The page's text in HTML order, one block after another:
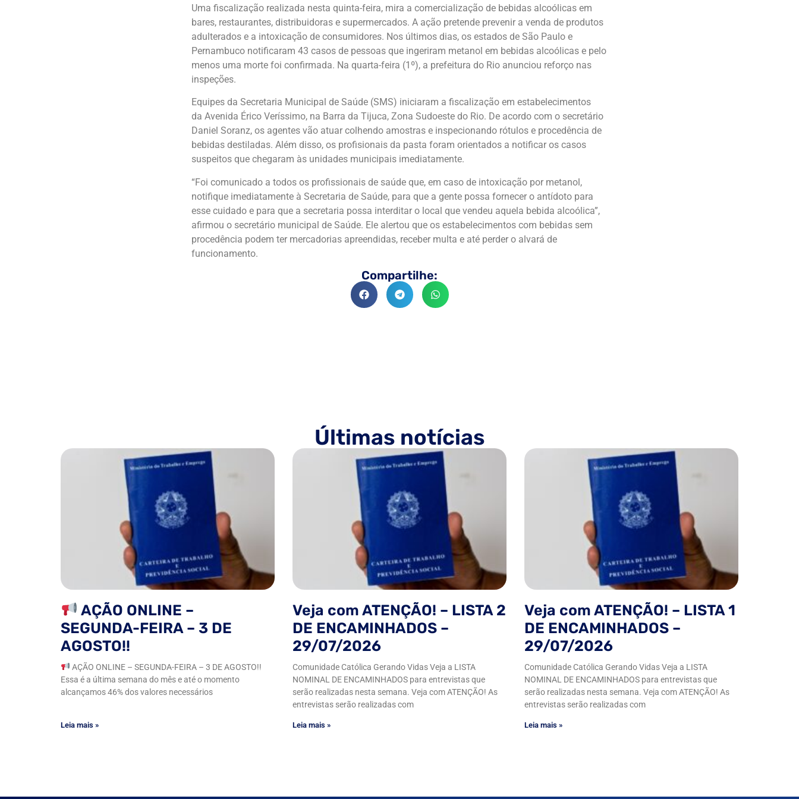
Uma fiscalização realizada nesta quinta-feira, mira a comercialização de bebidas alcoólicas em
bares, restaurantes, distribuidoras e supermercados. A ação pretende prevenir a venda de produtos
adulterados e a intoxicação de consumidores. Nos últimos dias, os estados de São Paulo e
Pernambuco notificaram 43 casos de pessoas que ingeriram metanol em bebidas alcoólicas e pelo
menos uma morte foi confirmada. Na quarta-feira (1º), a prefeitura do Rio anunciou reforço nas
inspeções.
Equipes da Secretaria Municipal de Saúde (SMS) iniciaram a fiscalização em estabelecimentos
da Avenida Érico Veríssimo, na Barra da Tijuca, Zona Sudoeste do Rio. De acordo com o secretário
Daniel Soranz, os agentes vão atuar colhendo amostras e inspecionando rótulos e procedência de
bebidas destiladas. Além disso, os profisionais da pasta foram orientados a notificar os casos
suspeitos que chegaram às unidades municipais imediatamente.
“Foi comunicado a todos os profissionais de saúde que, em caso de intoxicação por metanol,
notifique imediatamente à Secretaria de Saúde, para que a gente possa fornecer o antídoto para
esse cuidado e para que a secretaria possa interditar o local que vendeu aquela bebida alcoólica”,
afirmou o secretário municipal de Saúde. Ele alertou que os estabelecimentos com bebidas sem
procedência podem ter mercadorias apreendidas, receber multa e até perder o alvará de
funcionamento.
Compartilhe:
Últimas notícias
AÇÃO ONLINE –
SEGUNDA-FEIRA – 3 DE
AGOSTO!!
AÇÃO ONLINE – SEGUNDA-FEIRA – 3 DE AGOSTO!!
Essa é a última semana do mês e até o momento
alcançamos 46% dos valores necessários
Leia mais »
Veja com ATENÇÃO! – LISTA 2
DE ENCAMINHADOS –
29/07/2026
Comunidade Católica Gerando Vidas Veja a LISTA
NOMINAL DE ENCAMINHADOS para entrevistas que
serão realizadas nesta semana. Veja com ATENÇÃO! As
entrevistas serão realizadas com
Leia mais »
Veja com ATENÇÃO! – LISTA 1
DE ENCAMINHADOS –
29/07/2026
Comunidade Católica Gerando Vidas Veja a LISTA
NOMINAL DE ENCAMINHADOS para entrevistas que
serão realizadas nesta semana. Veja com ATENÇÃO! As
entrevistas serão realizadas com
Leia mais »